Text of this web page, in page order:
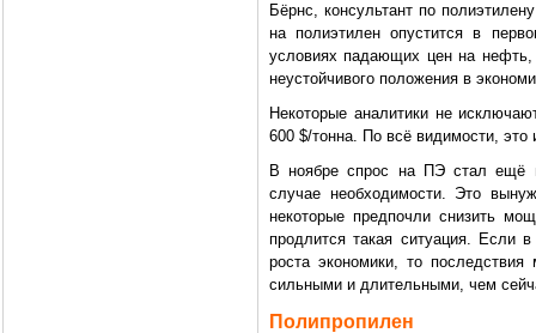
Бёрнс, консультант по
на полиэтилен опустится в
условиях падающих цен на нефть,
неустойчивого положения в
Некоторые аналитики не
600 $/тонна. По всё видимости,
В ноябре спрос на ПЭ стал ещё
случае необходимости. Это
некоторые предпочли снизить
продлится такая ситуация. Если
роста экономики, то последствия
сильными и длительными, чем
Полипропилен